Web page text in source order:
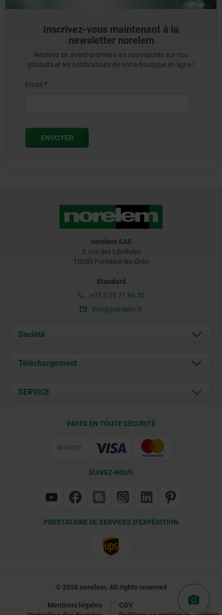
Inscrivez-vous maintenant à la
newsletter norelem
Recevez en avant-première les nouveautés sur nos
produits et les notifications de notre boutique en ligne !
norelem SAS
5, rue des Libellules
10280 Fontaine-les-Grès
Standard
+33 3 25 71 89 30
info@norelem.fr
Société
À propos de nous
Contact
Téléchargement
Documents
SERVICE
PAYER EN TOUTE SÉCURITÉ
SUIVEZ-NOUS
PRESTATAIRE DE SERVICES D’EXPÉDITION
© 2026 norelem. All rights reserved
Mentions légales
CGV